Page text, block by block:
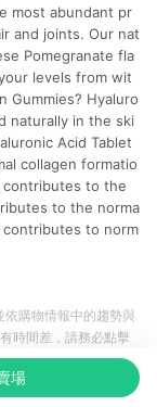
most abundant pr
and joints. Our nat
Pomegranate fla
levels from wit
Gummies? Hyaluro
naturally in the ski
Acid Tablet
collagen formatio
contributes to the
to the norma
contributes to norm
場
購物情報中的趨勢與
時間差，請務必點擊
訊以合作廠商網頁為